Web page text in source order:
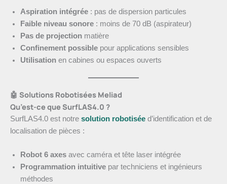
Aspiration intégrée : pas de dispersion particules
Faible niveau sonore : moins de 70 dB (aspirateur)
Pas de projection matière
Confinement possible pour applications sensibles
Utilisation en cabines ou espaces ouverts
🤖 Solutions Robotisées Meliad
Qu’est-ce que SurfLAS4.0 ?
SurfLAS4.0 est notre solution robotisée d’identification et de
localisation de pièces :
Robot 6 axes avec caméra et tête laser intégrée
Programmation intuitive par techniciens et ingénieurs
méthodes